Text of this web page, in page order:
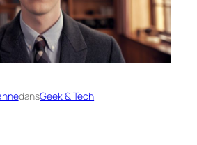
dansGeek & Tech